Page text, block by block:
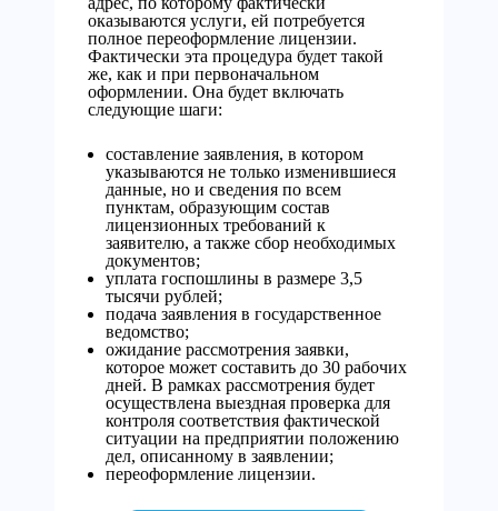
оказываются услуги, ей потребуется
полное переоформление лицензии.
Фактически эта процедура будет такой
же, как и при первоначальном
оформлении. Она будет включать
следующие шаги:
составление заявления, в котором
указываются не только изменившиеся
данные, но и сведения по всем
пунктам, образующим состав
лицензионных требований к
заявителю, а также сбор необходимых
документов;
уплата госпошлины в размере 3,5
тысячи рублей;
подача заявления в государственное
ведомство;
ожидание рассмотрения заявки,
которое может составить до 30 рабочих
дней. В рамках рассмотрения будет
осуществлена выездная проверка для
контроля соответствия фактической
ситуации на предприятии положению
дел, описанному в заявлении;
переоформление лицензии.